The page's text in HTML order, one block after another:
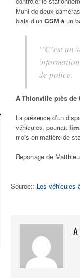
Muni de deux
biais d’un GSM à un
‘’C’est un
de police.
A Thionville près de
La présence d’un
véhicules, pourrait
mois en matière de
Reportage de
Source:: Les véhicules